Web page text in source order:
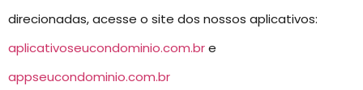
direcionadas, acesse o site dos nossos aplicativos:
aplicativoseucondominio.com.bre
appseucondominio.com.br